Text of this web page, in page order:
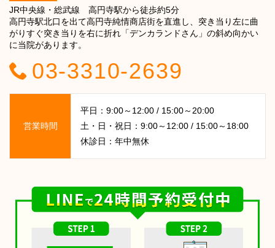
JR中央線・総武線 高円寺駅から徒歩約5分
高円寺駅北口を出て高円寺純情商店街を直進し、突き当り左に曲
がりすぐ突き当りを右に折れ「デンカランドさん」の斜め向かい
に当院があります。
03-3310-2639
営業時間
平日：9:00～12:00 / 15:00～20:00
土・日・祝日：9:00～12:00 / 15:00～18:00
休診日：年中無休